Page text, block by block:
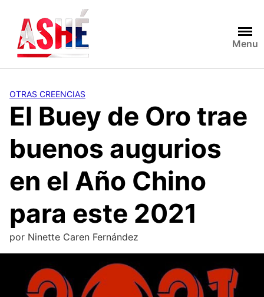
contenido
Menu
OTRAS CREENCIAS
El Buey de Oro trae
buenos augurios
en el Año Chino
para este 2021
por Ninette Caren Fernández